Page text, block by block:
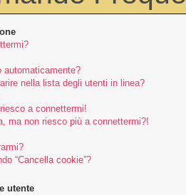
automaticamente?
nella lista degli utenti in linea?
a connettermi!
ma non riesco più a connettermi?!
“Cancella cookie”?
utente